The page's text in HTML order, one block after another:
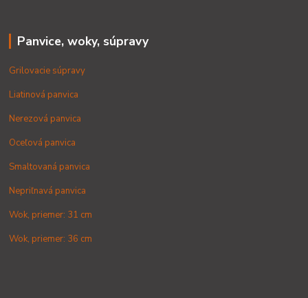
Panvice, woky, súpravy
Grilovacie súpravy
Liatinová panvica
Nerezová panvica
Oceľová panvica
Smaltovaná panvica
Nepriľnavá panvica
Wok, priemer: 31 cm
Wok, priemer: 36 cm